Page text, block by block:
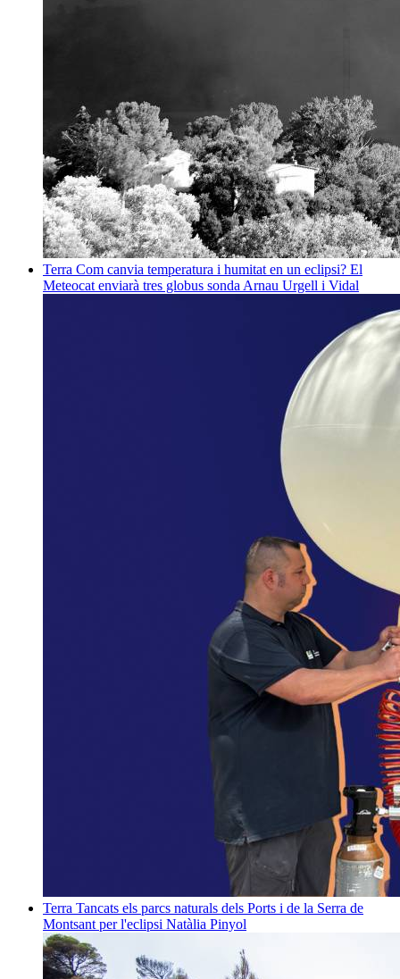
Terra Com canvia temperatura i humitat en un eclipsi? El
Meteocat enviarà tres globus sonda Arnau Urgell i Vidal
Terra Tancats els parcs naturals dels Ports i de la Serra de
Montsant per l'eclipsi Natàlia Pinyol